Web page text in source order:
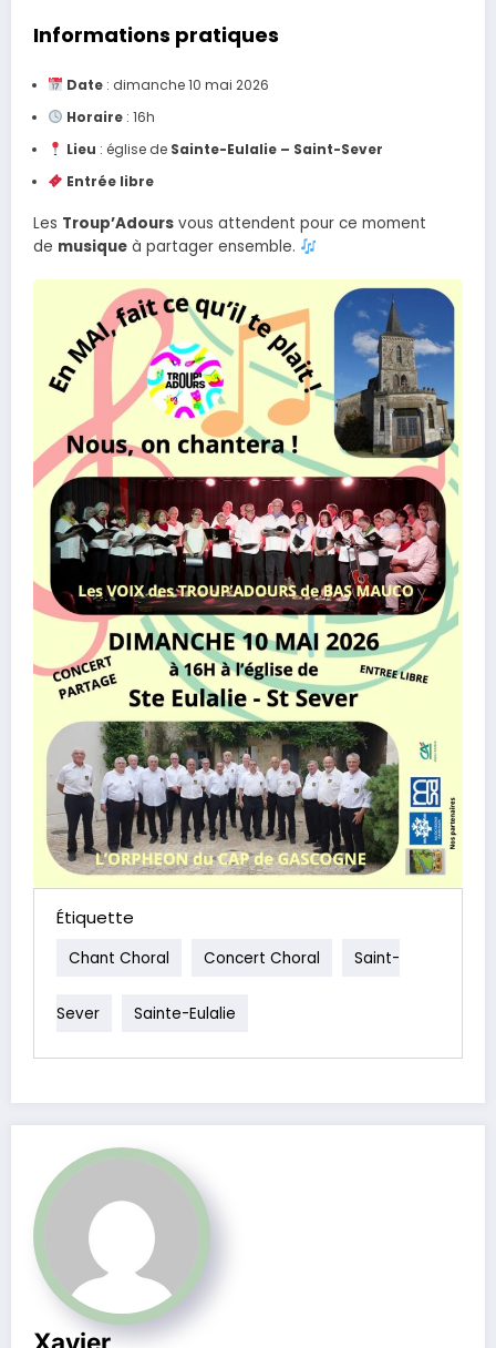
Informations pratiques
Date : dimanche 10 mai 2026
Horaire : 16h
Lieu : église de Sainte-Eulalie – Saint-Sever
Entrée libre
Les Troup’Adours vous attendent pour ce moment
de musique à partager ensemble.
Étiquette
Chant Choral Concert Choral Saint-
Sever Sainte-Eulalie